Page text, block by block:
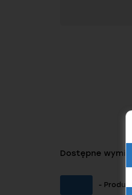
Dostępne
-